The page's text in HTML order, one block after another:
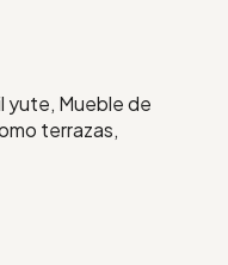
yute, Mueble de
terrazas,